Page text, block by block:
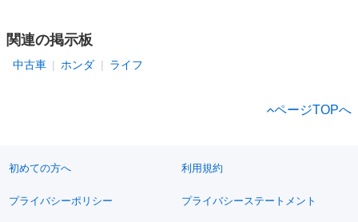
関連の掲示板
中古車 ホンダ ライフ
ページTOPへ
初めての方へ 利用規約
プライバシーポリシー プライバシーステートメント